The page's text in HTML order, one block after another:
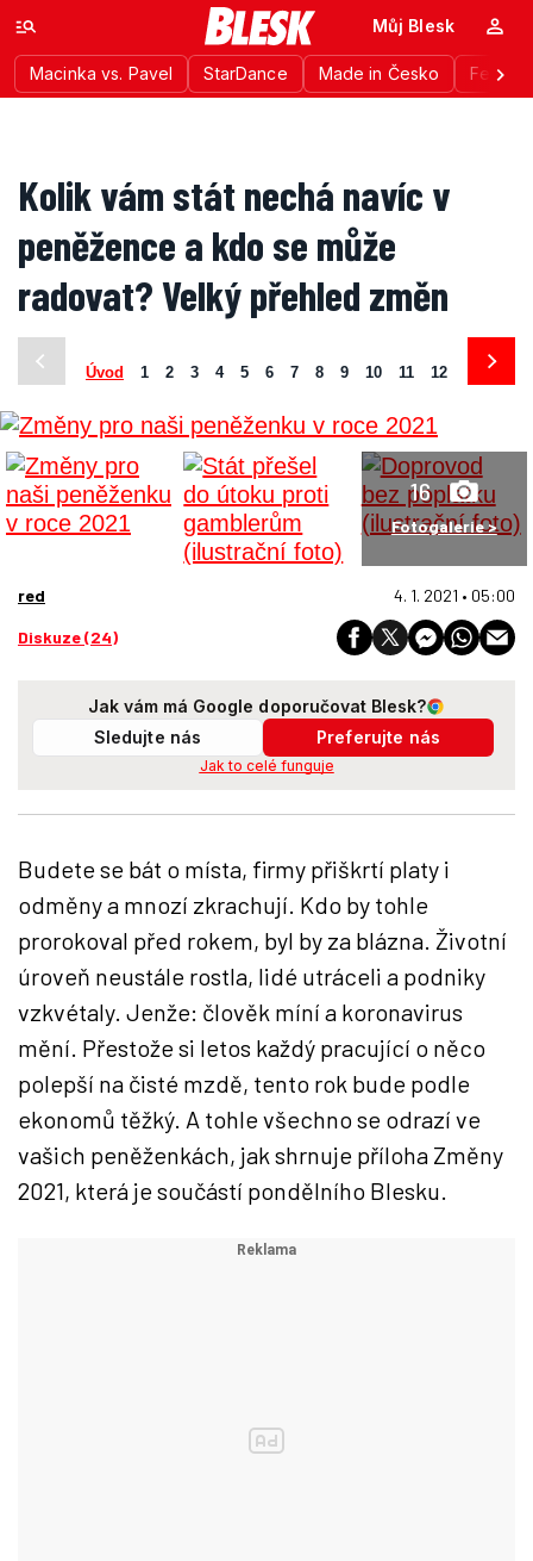
Macinka vs. Pavel StarDance Made in Česko
Můj Blesk
Kolik vám stát nechá navíc v
peněžence a kdo se může
radovat? Velký přehled změn
Úvod 1 2 3 4 5 6 7 8 9 10 11 12
16
Fotogalerie >
red 4. 1. 2021 • 05:00
Diskuze (24)
Jak vám má Google doporučovat Blesk?
Sledujte nás
Preferujte nás
Jak to celé funguje
Budete se bát o místa, firmy přiškrtí platy i
odměny a mnozí zkrachují. Kdo by tohle
prorokoval před rokem, byl by za blázna. Životní
úroveň neustále rostla, lidé utráceli a podniky
vzkvétaly. Jenže: člověk míní a koronavirus
mění. Přestože si letos každý pracující o něco
polepší na čisté mzdě, tento rok bude podle
ekonomů těžký. A tohle všechno se odrazí ve
vašich peněženkách, jak shrnuje příloha Změny
2021, která je součástí pondělního Blesku.